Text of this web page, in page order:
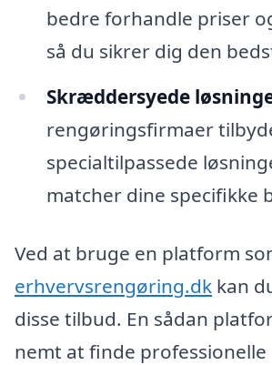
bedre forhandle priser
så du sikrer dig den
Skræddersyede
rengøringsfirmaer
specialtilpassede
matcher dine specifikke
Ved at bruge en platform
erhvervsrengøring.dk kan
disse tilbud. En sådan
nemt at finde professionelle